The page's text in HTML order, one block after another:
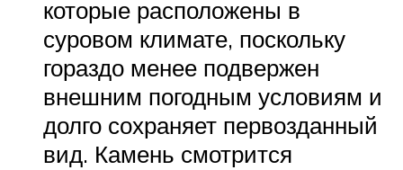
которые расположены в
суровом климате, поскольку
гораздо менее подвержен
внешним погодным условиям и
долго сохраняет первозданный
вид. Камень смотрится